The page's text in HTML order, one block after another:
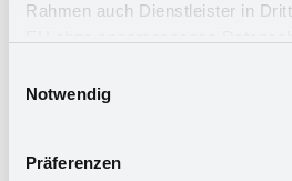
Rahmen auch Dienstleister in
zu Sicherheits- und
Rechtsmittel einlegen können.
willigen Sie in die oben
Notwendig
Präferenzen